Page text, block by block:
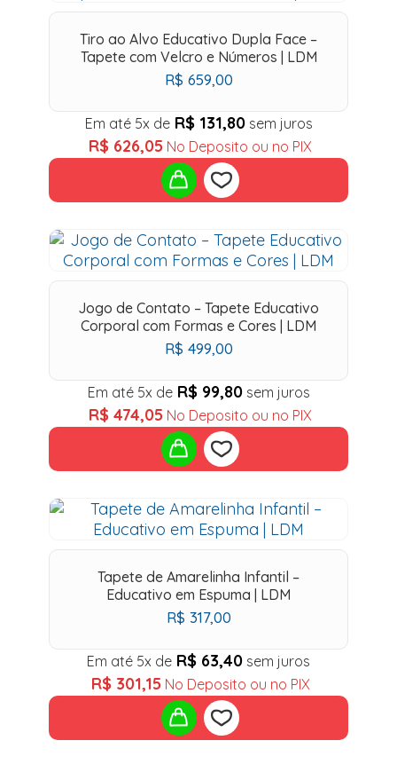
to
wishlist
Tiro ao Alvo Educativo Dupla Face –
Tapete com Velcro e Números | LDM
R$ 659,00
Em até 5x de R$ 131,80 sem juros
R$ 626,05 No Deposito ou no PIX
Add
to
wishlist
Jogo de Contato – Tapete Educativo
Corporal com Formas e Cores | LDM
R$ 499,00
Em até 5x de R$ 99,80 sem juros
R$ 474,05 No Deposito ou no PIX
Add
to
wishlist
Tapete de Amarelinha Infantil –
Educativo em Espuma | LDM
R$ 317,00
Em até 5x de R$ 63,40 sem juros
R$ 301,15 No Deposito ou no PIX